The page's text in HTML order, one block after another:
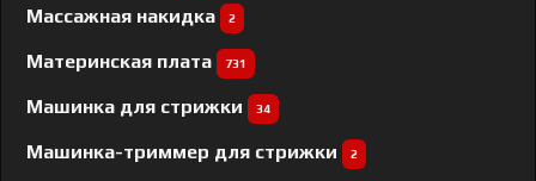
Массажная накидка 2
Материнская плата 731
Машинка для стрижки 34
Машинка-триммер для стрижки 2